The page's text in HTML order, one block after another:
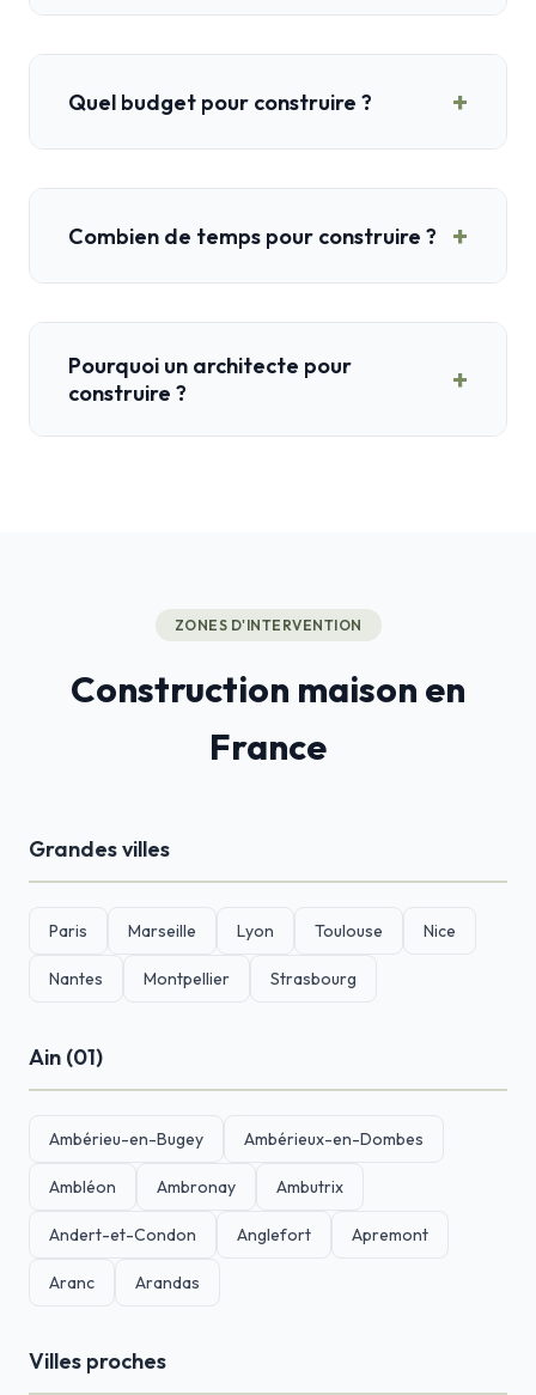
Quel budget pour construire ? +
Combien de temps pour construire ? +
Pourquoi un architecte pour
construire ?
+
ZONES D'INTERVENTION
Construction maison en
France
Grandes villes
Paris Marseille Lyon Toulouse Nice
Nantes Montpellier Strasbourg
Ain (01)
Ambérieu-en-Bugey Ambérieux-en-Dombes
Ambléon Ambronay Ambutrix
Andert-et-Condon Anglefort Apremont
Aranc Arandas
Villes proches